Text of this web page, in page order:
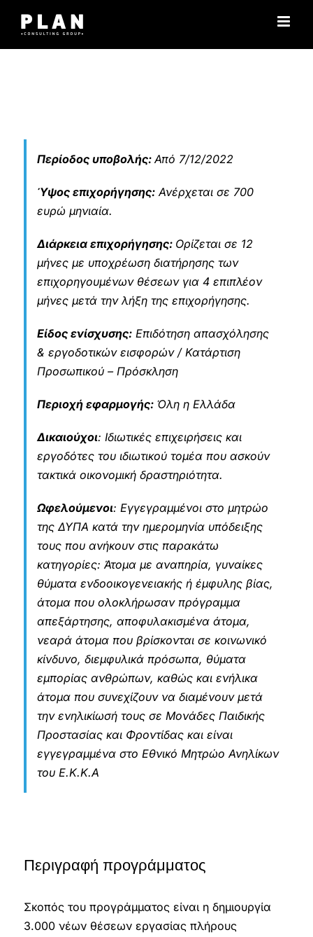
περιεχόμενο
Περίοδος υποβολής: Από 7/12/2022
Ύψος επιχορήγησης:Ανέρχεται σε 700
ευρώ μηνιαία.
Διάρκεια επιχορήγησης: Ορίζεται σε 12
μήνες με υποχρέωση διατήρησης των
επιχορηγουμένων θέσεων για 4 επιπλέον
μήνες μετά την λήξη της επιχορήγησης.
Είδος ενίσχυσης: Επιδότηση απασχόλησης
& εργοδοτικών εισφορών / Κατάρτιση
Προσωπικού– Πρόσκληση
Περιοχή εφαρμογής: Όλη η Ελλάδα
Δικαιούχοι: Ιδιωτικές επιχειρήσεις και
εργοδότες του ιδιωτικού τομέα που ασκούν
τακτικά οικονομική δραστηριότητα.
Ωφελούμενοι: Εγγεγραμμένοι στο μητρώο
της ΔΥΠΑ κατά την ημερομηνία υπόδειξης
τους που ανήκουν στις παρακάτω
κατηγορίες: Άτομα με αναπηρία, γυναίκες
θύματα ενδοοικογενειακής ή έμφυλης βίας,
άτομα που ολοκλήρωσαν πρόγραμμα
απεξάρτησης, αποφυλακισμένα άτομα,
νεαρά άτομα που βρίσκονται σε κοινωνικό
κίνδυνο, διεμφυλικά πρόσωπα, θύματα
εμπορίας ανθρώπων, καθώς και ενήλικα
άτομα που συνεχίζουν να διαμένουν μετά
την ενηλικίωσή τους σε Μονάδες Παιδικής
Προστασίας και Φροντίδας και είναι
εγγεγραμμένα στο Εθνικό Μητρώο Ανηλίκων
του Ε.Κ.Κ.Α
Περιγραφή προγράμματος
Σκοπός του προγράμματος είναι η δημιουργία
3.000 νέων θέσεων εργασίας πλήρους